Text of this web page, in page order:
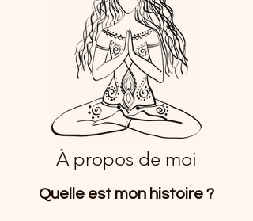
À propos de moi
Quelle est mon histoire ?